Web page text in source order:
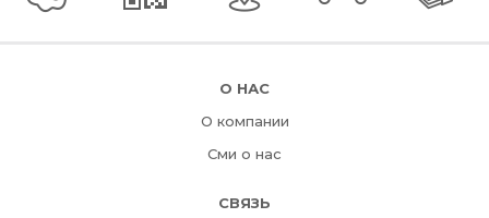
О НАС
О компании
Сми о нас
СВЯЗЬ